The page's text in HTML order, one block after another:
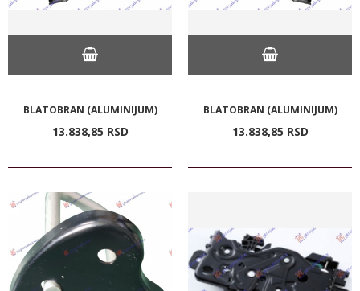
BLATOBRAN (ALUMINIJUM)
13.838,85 RSD
BLATOBRAN (ALUMINIJUM)
13.838,85 RSD